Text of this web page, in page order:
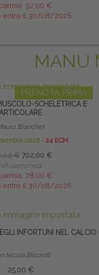
92,00 €
entro il 30/08/2026
MANU
PRENOTA PRIMA
SCHELETRICA E
Branchini
2026 ∙ 24 ECM
€ 702,00 €
IVA compresa
78,00 €
entro il 30/08/2026
INFORTUNI NEL CALCIO
Nicola Bisciotti
25,00 €